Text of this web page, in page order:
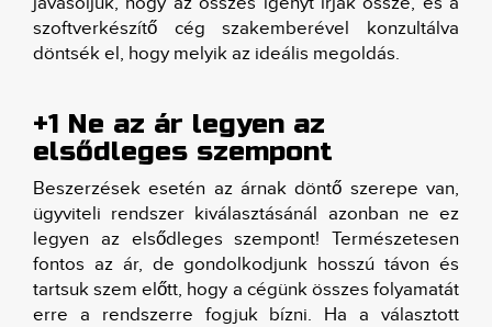
szoftverkészítő cég szakemberével konzultálva
döntsék el, hogy melyik az ideális megoldás.
+1 Ne az ár legyen az
elsődleges szempont
Beszerzések esetén az árnak döntő szerepe van,
ügyviteli rendszer kiválasztásánál azonban ne ez
legyen az elsődleges szempont! Természetesen
fontos az ár, de gondolkodjunk hosszú távon és
tartsuk szem előtt, hogy a cégünk összes folyamatát
erre a rendszerre fogjuk bízni. Ha a választott